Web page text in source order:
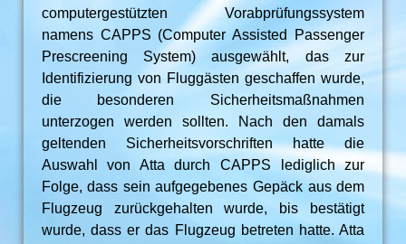
computergestützten Vorabprüfungssystem
namens CAPPS (Computer Assisted Passenger
Prescreening System) ausgewählt, das zur
Identifizierung von Fluggästen geschaffen wurde,
die besonderen Sicherheitsmaßnahmen
unterzogen werden sollten. Nach den damals
geltenden Sicherheitsvorschriften hatte die
Auswahl von Atta durch CAPPS lediglich zur
Folge, dass sein aufgegebenes Gepäck aus dem
Flugzeug zurückgehalten wurde, bis bestätigt
wurde, dass er das Flugzeug betreten hatte. Atta